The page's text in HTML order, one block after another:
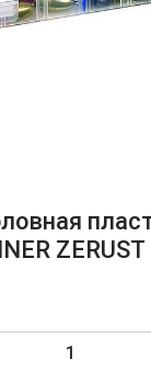
ZERUST